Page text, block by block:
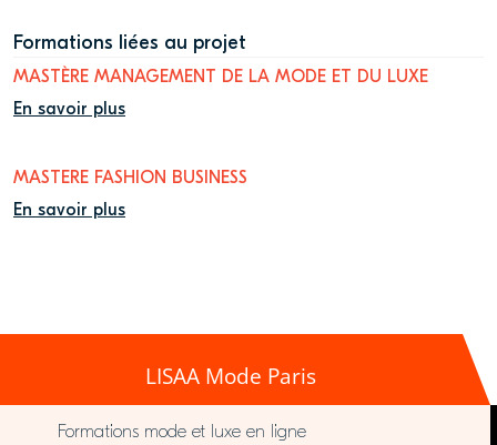
Formations liées au projet
MASTÈRE MANAGEMENT DE LA MODE ET DU LUXE
En savoir plus
MASTERE FASHION BUSINESS
En savoir plus
LISAA Mode Paris
Formations mode et luxe en ligne